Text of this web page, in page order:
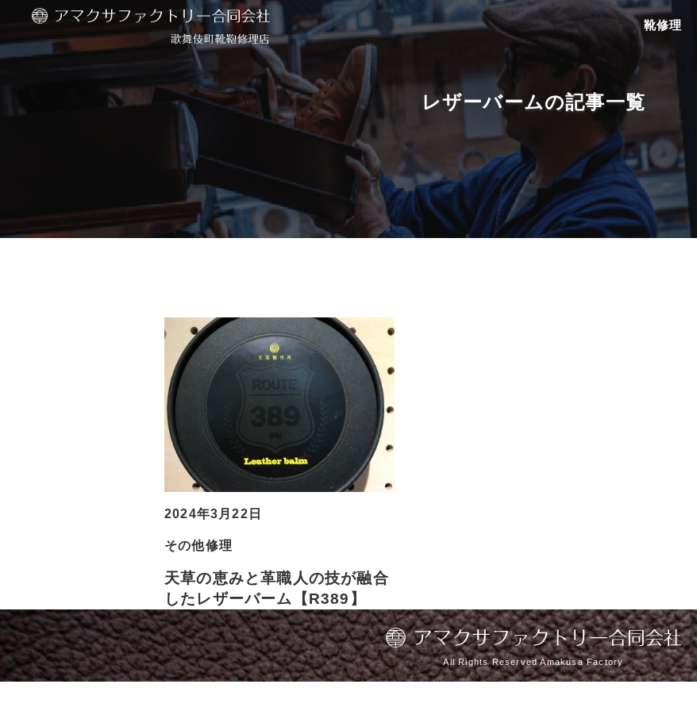
靴修理
レザーバームの記事一覧
2024年3月22日
その他修理
天草の恵みと革職人の技が融合
したレザーバーム【R389】
All Rights Reserved Amakusa Factory